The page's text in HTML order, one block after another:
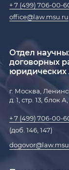
+ 7 (499) 706-00-
office@law.msu.ru
Отдел
договорных
юридических
г. Москва,
д. 1, стр. 13, блок
+ 7 (499) 706-00-
(доб. 146, 147)